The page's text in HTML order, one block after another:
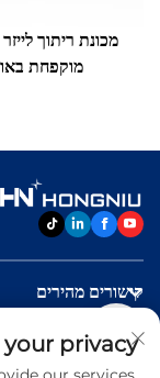
מכונת ריתוך
מוקפחת
קישורים מהירים
מוצרים
your privacy